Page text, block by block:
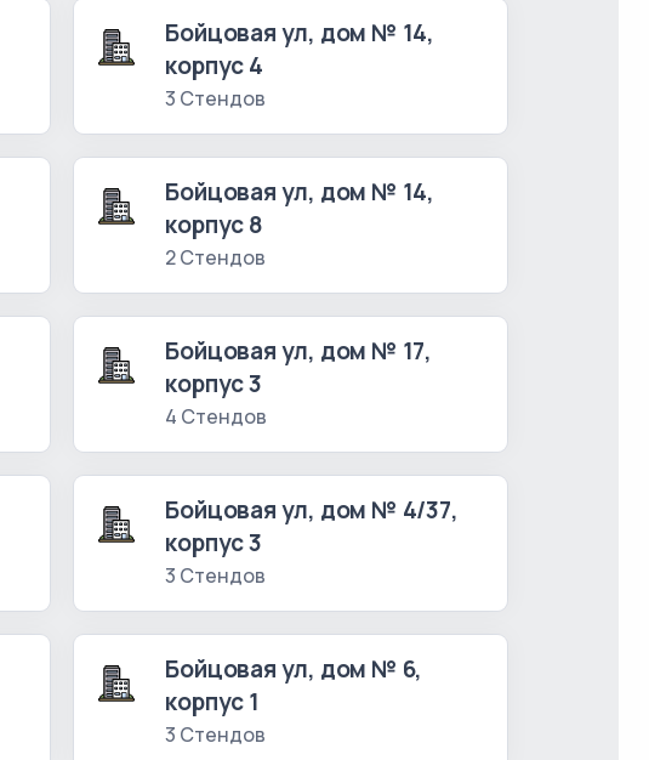
Бойцовая ул, дом № 14,
корпус 4
3 Стендов
Бойцовая ул, дом № 14,
корпус 8
2 Стендов
Бойцовая ул, дом № 17,
корпус 3
4 Стендов
Бойцовая ул, дом № 4/37,
корпус 3
3 Стендов
Бойцовая ул, дом № 6,
корпус 1
3 Стендов